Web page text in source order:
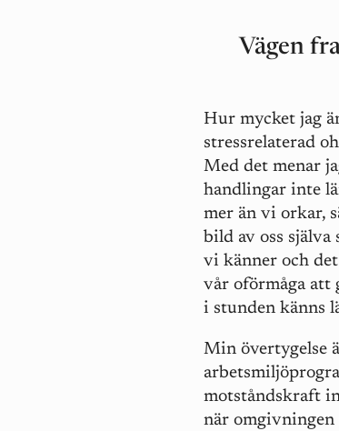
Vägen
Hur mycket jag
stressrelaterad
Med det menar
handlingar inte
mer än vi orkar,
bild av oss själva
vi känner och
vår oförmåga att
i stunden känns
Min övertygelse
motståndskraft
när omgivningen